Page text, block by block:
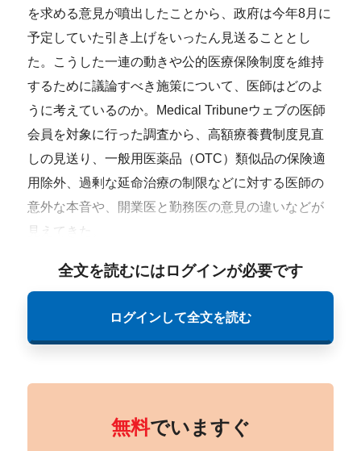
を求める意見が噴出したことから、政府は今年8月に
予定していた引き上げをいったん見送ることとし
た。こうした一連の動きや公的医療保険制度を維持
するために議論すべき施策について、医師はどのよ
うに考えているのか。Medical Tribuneウェブの医師
会員を対象に行った調査から、高額療養費制度見直
しの見送り、一般用医薬品（OTC）類似品の保険適
用除外、過剰な延命治療の制限などに対する医師の
意外な本音や、開業医と勤務医の意見の違いなどが
見えてきた。
全文を読むにはログインが必要です
ログインして全文を読む
無料でいますぐ